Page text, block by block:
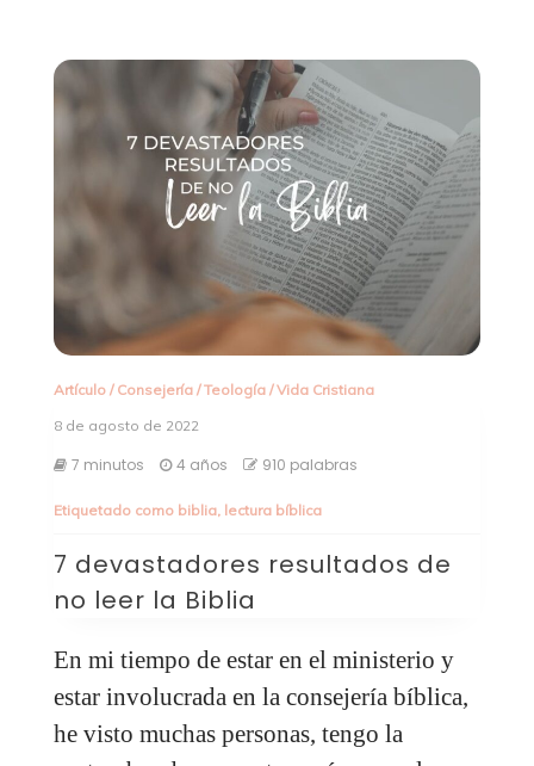
Artículo/ Consejería/Teología/Vida Cristiana
8 de agosto de 2022
7 minutos 4 años 910 palabras
Etiquetado como biblia, lectura bíblica
7 devastadores resultados de
no leer la Biblia
En mi tiempo de estar en el ministerio y
estar involucrada en la consejería bíblica,
he visto muchas personas, tengo la